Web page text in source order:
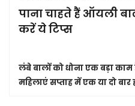
पाना चाहते हैं ऑयली
करें ये टिप्स
लंबे बालों को धोना एक बड़ा
महिलाएं सप्ताह में एक या दो